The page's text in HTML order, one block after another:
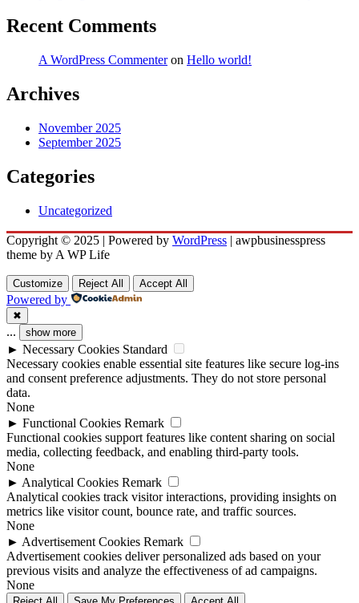
Recent Comments
A WordPress Commenteron Hello world!
Archives
November 2025
September 2025
Categories
Uncategorized
Copyright © 2025 | Powered by WordPress | awpbusinesspress
theme by A WP Life
Customize Reject All Accept All
Powered by
✖
... show more
► Necessary Cookies Standard
Necessary cookies enable essential site features like secure log-ins
and consent preference adjustments. They do not store personal
data.
None
► Functional Cookies Remark
Functional cookies support features like content sharing on social
media, collecting feedback, and enabling third-party tools.
None
► Analytical Cookies Remark
Analytical cookies track visitor interactions, providing insights on
metrics like visitor count, bounce rate, and traffic sources.
None
► Advertisement Cookies Remark
Advertisement cookies deliver personalized ads based on your
previous visits and analyze the effectiveness of ad campaigns.
None